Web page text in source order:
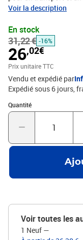
nettoyable.Ø 26 cm.
Voir la description
En stock
31,22 € -16%
26,02€
Prix unitaire TTC
Vendu et expédié par
Expédié sous 6 jours,
Quantité
Quantité : 1
Voir toutes les
1 Neuf —